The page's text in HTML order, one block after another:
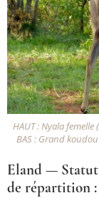
HAUT : Nyala
BAS : Grand
Eland —
de répartition